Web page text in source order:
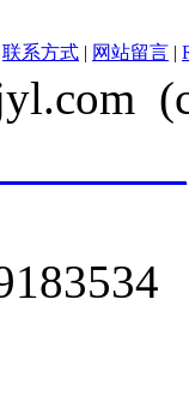
联系方式 | 网站留言 |